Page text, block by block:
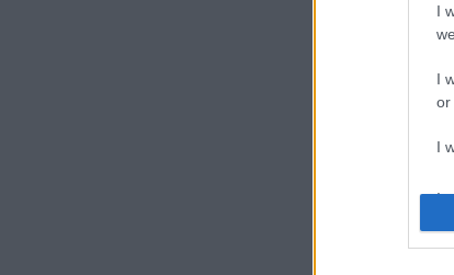
I
I
or
I
I